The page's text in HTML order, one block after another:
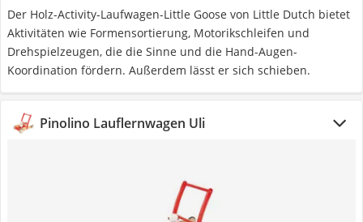
Der Holz-Activity-Laufwagen-Little Goose von Little Dutch bietet
Aktivitäten wie Formensortierung, Motorikschleifen und
Drehspielzeugen, die die Sinne und die Hand-Augen-
Koordination fördern. Außerdem lässt er sich schieben.
Pinolino Lauflernwagen Uli